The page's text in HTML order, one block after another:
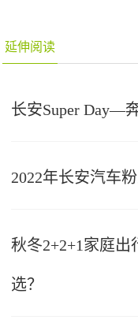
延伸阅读
长安Super Day—
2022年长安汽车
秋冬2+2+1家庭出
选？